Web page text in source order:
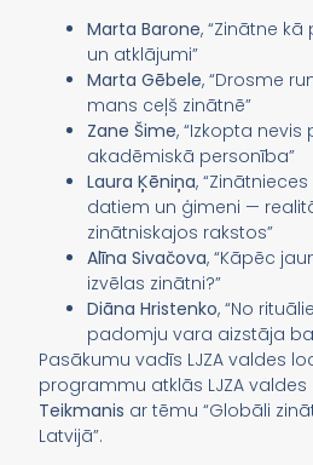
Marta Barone, “Zinātne
un atklājumi”
Marta Gēbele, “Drosme
mans ceļš zinātnē”
Zane Šime, “Izkopta
akadēmiskā personība”
Laura Ķēniņa,
datiem un ģimeni —
zinātniskajos rakstos”
Alīna Sivačova, “Kāpēc
izvēlas zinātni?”
Diāna Hristenko, “No
padomju vara aizstāja
Pasākumu vadīs LJZA valdes
programmu atklās LJZA
Teikmanis ar tēmu “Globāli
Latvijā”.